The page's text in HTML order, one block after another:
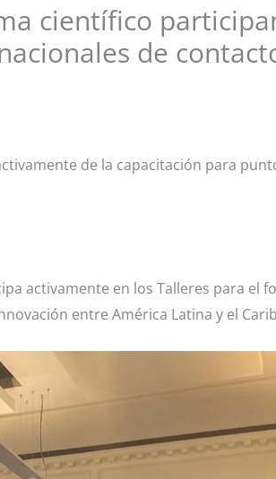
científico
de
de la capacitación para
activamente en los Talleres para el
entre América Latina y el